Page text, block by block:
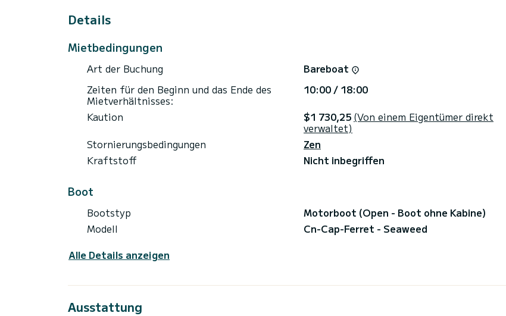
Beispiel:
Sie fahren um 9:00 Uhr ab, Sie bringen das Boot um 17:00 Uhr zurück.
Sie fahren um 11:00 Uhr ab, Sie bringen das Boot um 19:00 Uhr zurück.
Professionelle Vermietungsfirma, guter Tag garantiert.
Details
Mietbedingungen
Art der Buchung
Bareboat
Zeiten für den Beginn und das Ende des
Mietverhältnisses:
10:00 / 18:00
Kaution
$1 730,25 (Von einem Eigentümer direkt
verwaltet)
Stornierungsbedingungen
Zen
Kraftstoff
Nicht inbegriffen
Boot
Bootstyp
Motorboot (Open - Boot ohne Kabine)
Modell
Cn-Cap-Ferret - Seaweed
Alle Details anzeigen
Ausstattung